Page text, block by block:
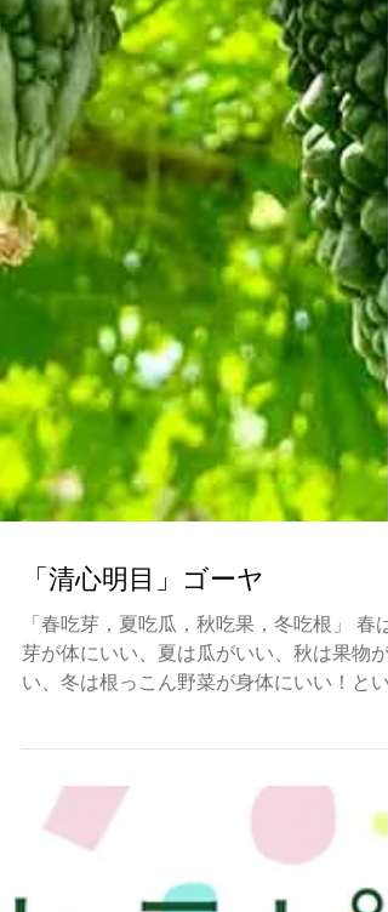
「春吃芽，夏吃瓜，秋吃果，冬吃根」 春は
芽が体にいい、夏は瓜がいい、秋は果物が
い、冬は根っこん野菜が身体にいい！とい
意味です。 すいか、ゴーヤー、きゅうりや
冬瓜（とうがん）など、瓜（うり）科の野